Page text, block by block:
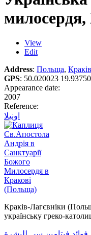
View
Edit
Address: Польща, Краків
GPS: 50.020023
Appearance date:
2007
Reference:
اونيلا
Краків-Лагєвніки
українську греко-